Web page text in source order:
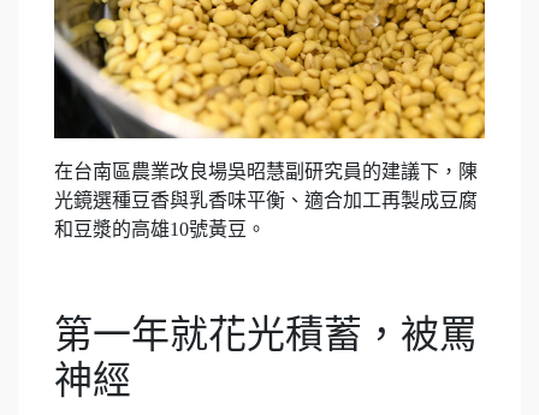
在台南區農業改良場吳昭慧副研究員的建議下，陳
光鏡選種豆香與乳香味平衡、適合加工再製成豆腐
和豆漿的高雄10號黃豆。
第一年就花光積蓄，被罵
神經